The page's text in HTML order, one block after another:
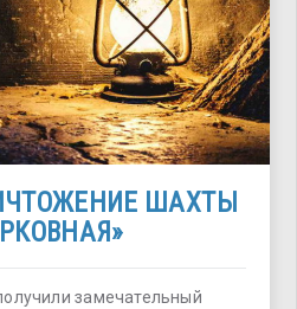
ШАХТЫ
замечательный